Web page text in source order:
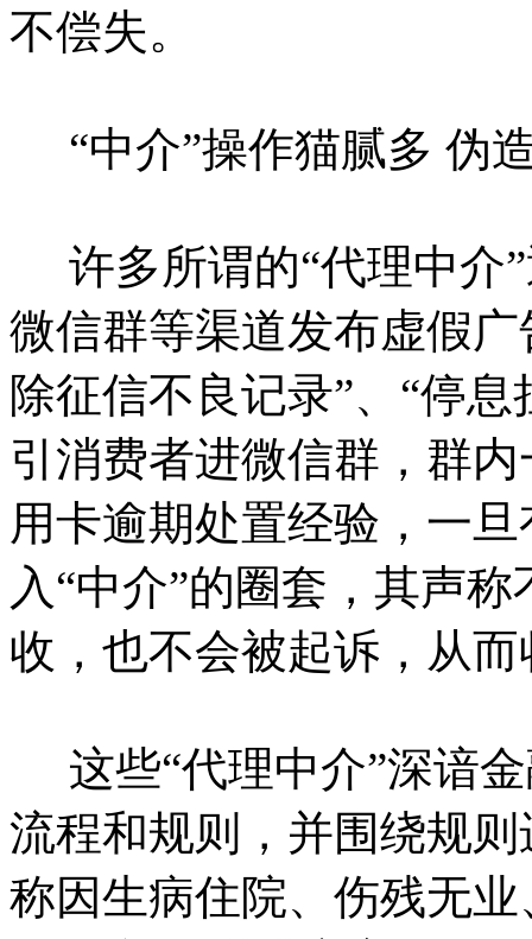
不偿失。
“中介”操作猫腻多 伪
许多所谓的“代理中介
微信群等渠道发布虚假广
除征信不良记录”、“停
引消费者进微信群，群
用卡逾期处置经验，一
入“中介”的圈套，其声
收，也不会被起诉，从
这些“代理中介”深谙
流程和规则，并围绕规
称因生病住院、伤残无